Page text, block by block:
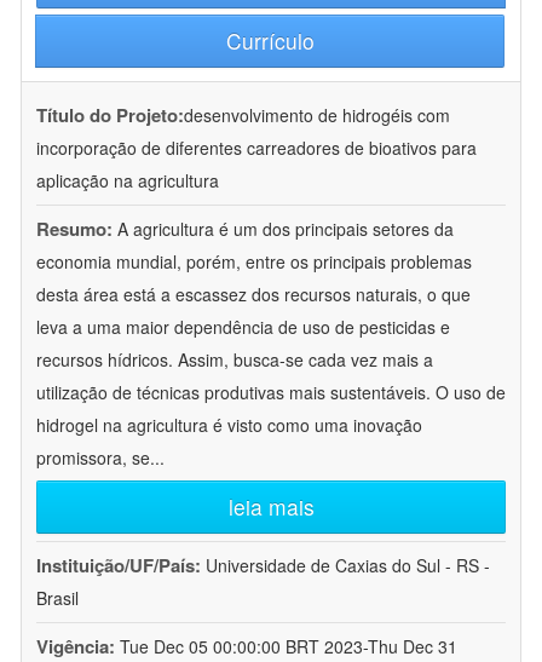
Currículo
Título do Projeto:desenvolvimento de hidrogéis com
incorporação de diferentes carreadores de bioativos para
aplicação na agricultura
Resumo: A agricultura é um dos principais setores da
economia mundial, porém, entre os principais problemas
desta área está a escassez dos recursos naturais, o que
leva a uma maior dependência de uso de pesticidas e
recursos hídricos. Assim, busca-se cada vez mais a
utilização de técnicas produtivas mais sustentáveis. O uso de
hidrogel na agricultura é visto como uma inovação
promissora, se...
leia mais
Instituição/UF/País: Universidade de Caxias do Sul - RS -
Brasil
Vigência: Tue Dec 05 00:00:00 BRT 2023-Thu Dec 31